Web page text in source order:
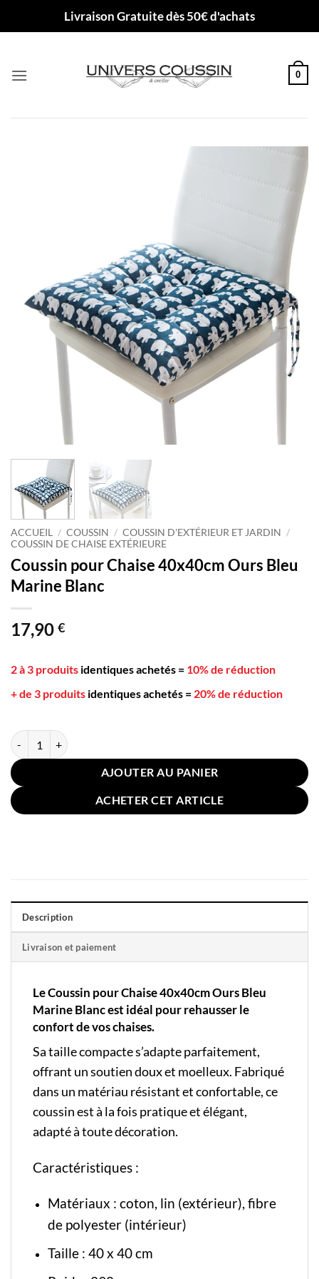
Livraison Gratuite dès 50€ d'achats
0
ACCUEIL / COUSSIN / COUSSIN D'EXTÉRIEUR ET JARDIN /
COUSSIN DE CHAISE EXTÉRIEURE
Coussin pour Chaise 40x40cm Ours Bleu
Marine Blanc
17,90 €
2 à 3 produits identiques achetés = 10% de réduction
+ de 3 produits identiques achetés = 20% de réduction
quantité de Coussin pour Chaise 40x40cm Ours Bleu Marine Blanc
AJOUTER AU PANIER
ACHETER CET ARTICLE
Description
Livraison et paiement
Le Coussin pour Chaise 40x40cm Ours Bleu
Marine Blanc est idéal pour rehausser le
confort de vos chaises.
Sa taille compacte s’adapte parfaitement,
offrant un soutien doux et moelleux. Fabriqué
dans un matériau résistant et confortable, ce
coussin est à la fois pratique et élégant,
adapté à toute décoration.
Caractéristiques :
Matériaux : coton, lin (extérieur), fibre
de polyester (intérieur)
Taille : 40 x 40 cm